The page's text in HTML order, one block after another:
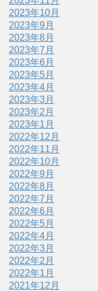
2023年10月
2023年9月
2023年8月
2023年7月
2023年6月
2023年5月
2023年4月
2023年3月
2023年2月
2023年1月
2022年12月
2022年11月
2022年10月
2022年9月
2022年8月
2022年7月
2022年6月
2022年5月
2022年4月
2022年3月
2022年2月
2022年1月
2021年12月